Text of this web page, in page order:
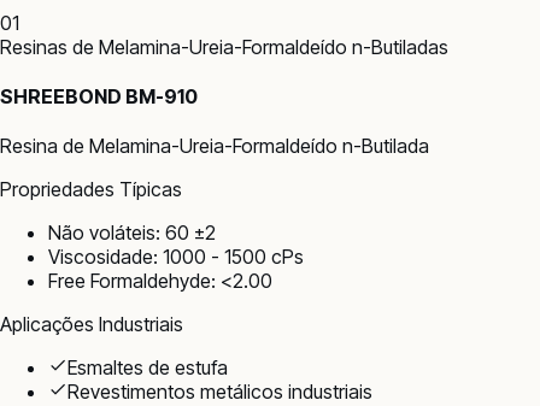
01
Resinas de Melamina-Ureia-Formaldeído n-Butiladas
SHREEBOND BM-910
Resina de Melamina-Ureia-Formaldeído n-Butilada
Propriedades Típicas
Não voláteis: 60 ±2
Viscosidade: 1000 - 1500 cPs
Free Formaldehyde: <2.00
Aplicações Industriais
Esmaltes de estufa
Revestimentos metálicos industriais